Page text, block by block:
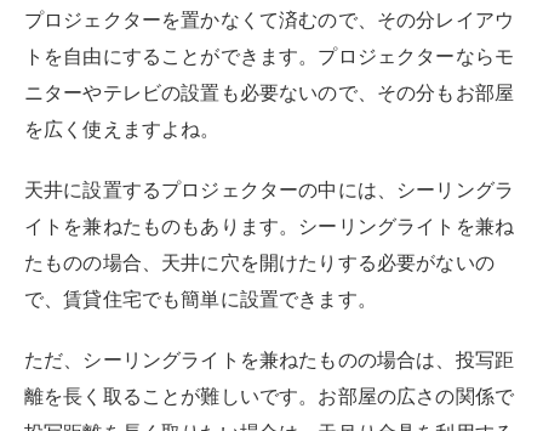
プロジェクターを置かなくて済むので、その分レイアウ
トを自由にすることができます。プロジェクターならモ
ニターやテレビの設置も必要ないので、その分もお部屋
を広く使えますよね。
天井に設置するプロジェクターの中には、シーリングラ
イトを兼ねたものもあります。シーリングライトを兼ね
たものの場合、天井に穴を開けたりする必要がないの
で、賃貸住宅でも簡単に設置できます。
ただ、シーリングライトを兼ねたものの場合は、投写距
離を長く取ることが難しいです。お部屋の広さの関係で